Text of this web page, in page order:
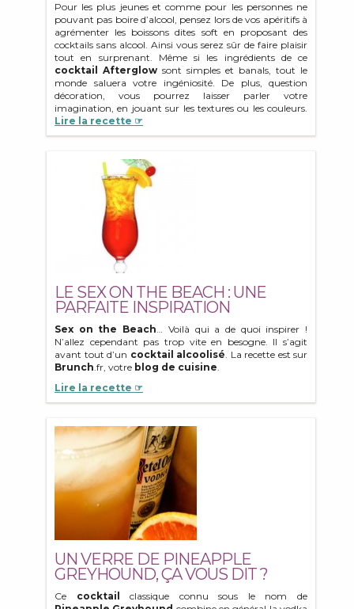
Pour les plus jeunes et comme pour les personnes ne
pouvant pas boire d’alcool, pensez lors de vos apéritifs à
agrémenter les boissons dites soft en proposant des
cocktails sans alcool. Ainsi vous serez sûr de faire plaisir
tout en surprenant. Même si les ingrédients de ce
cocktail Afterglow sont simples et banals, tout le
monde saluera votre ingéniosité. De plus, question
décoration, vous pourrez laisser parler votre
imagination, en jouant sur les textures ou les couleurs.
Lire la recette ☞
LE SEX ON THE BEACH : UNE
PARFAITE INSPIRATION
Sex on the Beach… Voilà qui a de quoi inspirer !
N’allez cependant pas trop vite en besogne. Il s’agit
avant tout d’un cocktail alcoolisé. La recette est sur
Brunch.fr, votre blog de cuisine.
Lire la recette ☞
UN VERRE DE PINEAPPLE
GREYHOUND, ÇA VOUS DIT ?
Ce cocktail
classique connu sous le nom de